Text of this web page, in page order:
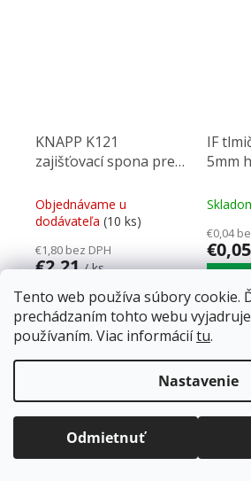
Tento web používa súbory cookie.
prechádzaním tohto webu
používaním. Viac informáciítu.
Nastavenie
Odmietnuť
Doprava zadarmopre balíkové
nad120 EUR*.
Balíky zasielame už od4
ZRÝCHĽUJEME.
KNAPP K121
zajišťovací spona pre
Objednávame u
dodávateľa (10 ks)
€1,80 bez DPH
€2,21/ ks
Do košíka
Pre UNO 30 a DUO 30
Nerezová pružinová oceľ
IF
5mm
€0,04
€0,05
Tlmič
otvor 5